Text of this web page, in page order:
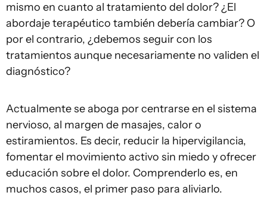
mismo en cuanto al tratamiento del dolor? ¿El
abordaje terapéutico también debería cambiar? O
por el contrario, ¿debemos seguir con los
tratamientos aunque necesariamente no validen el
diagnóstico?
Actualmente se aboga por centrarse en el sistema
nervioso, al margen de masajes, calor o
estiramientos. Es decir, reducir la hipervigilancia,
fomentar el movimiento activo sin miedo y ofrecer
educación sobre el dolor. Comprenderlo es, en
muchos casos, el primer paso para aliviarlo.